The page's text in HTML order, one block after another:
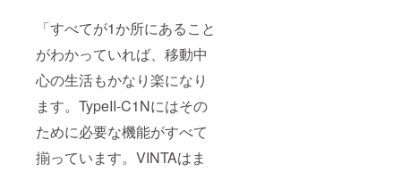
「すべてが1か所にあること
がわかっていれば、移動中
心の生活もかなり楽になり
ます。TypeII-C1Nにはその
ために必要な機能がすべて
揃っています。VINTAはま